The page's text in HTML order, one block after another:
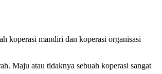
koperasi mandiri dan koperasi organisasi
Maju atau tidaknya sebuah koperasi sangat